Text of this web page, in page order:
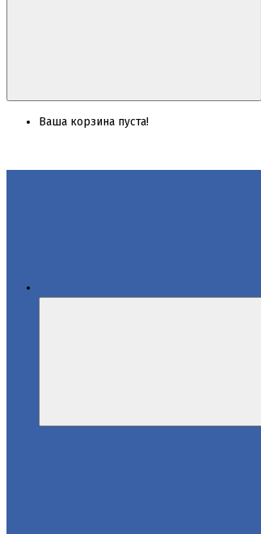
Ваша корзина пуста!